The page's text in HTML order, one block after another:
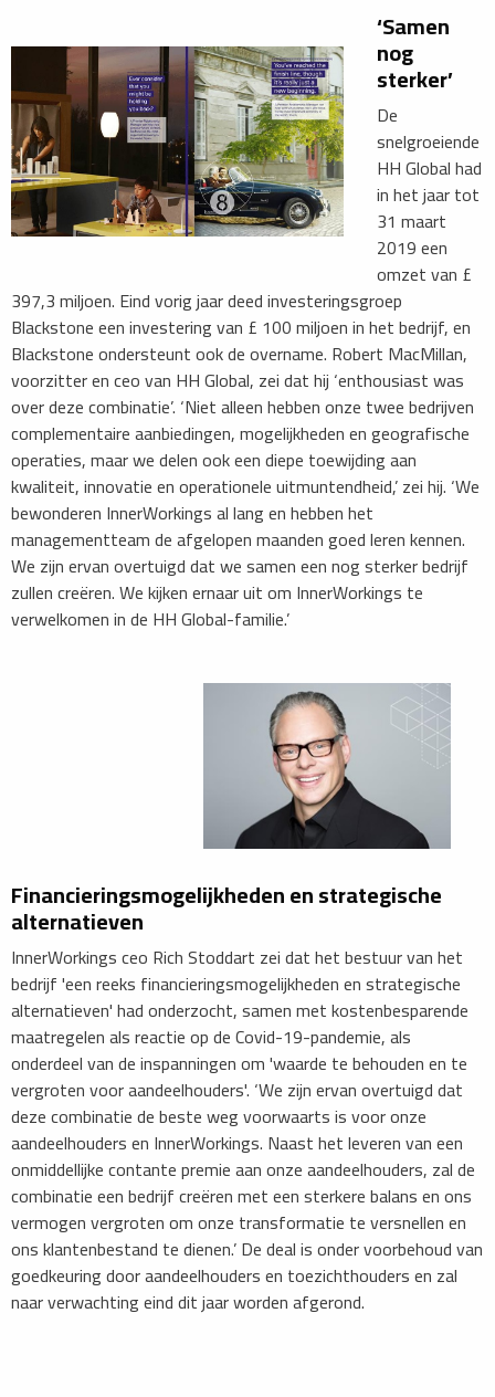
‘Samen
nog
sterker’
De
snelgroeiende
HH Global had
in het jaar tot
31 maart
2019 een
omzet van £
397,3 miljoen. Eind vorig jaar deed investeringsgroep
Blackstone een investering van £ 100 miljoen in het bedrijf, en
Blackstone ondersteunt ook de overname. Robert MacMillan,
voorzitter en ceo van HH Global, zei dat hij ‘enthousiast was
over deze combinatie’. ‘Niet alleen hebben onze twee bedrijven
complementaire aanbiedingen, mogelijkheden en geografische
operaties, maar we delen ook een diepe toewijding aan
kwaliteit, innovatie en operationele uitmuntendheid,’ zei hij. ‘We
bewonderen InnerWorkings al lang en hebben het
managementteam de afgelopen maanden goed leren kennen.
We zijn ervan overtuigd dat we samen een nog sterker bedrijf
zullen creëren. We kijken ernaar uit om InnerWorkings te
verwelkomen in de HH Global-familie.’
Financieringsmogelijkheden en strategische
alternatieven
InnerWorkings ceo Rich Stoddart zei dat het bestuur van het
bedrijf 'een reeks financieringsmogelijkheden en strategische
alternatieven' had onderzocht, samen met kostenbesparende
maatregelen als reactie op de Covid-19-pandemie, als
onderdeel van de inspanningen om 'waarde te behouden en te
vergroten voor aandeelhouders'. ‘We zijn ervan overtuigd dat
deze combinatie de beste weg voorwaarts is voor onze
aandeelhouders en InnerWorkings. Naast het leveren van een
onmiddellijke contante premie aan onze aandeelhouders, zal de
combinatie een bedrijf creëren met een sterkere balans en ons
vermogen vergroten om onze transformatie te versnellen en
ons klantenbestand te dienen.’ De deal is onder voorbehoud van
goedkeuring door aandeelhouders en toezichthouders en zal
naar verwachting eind dit jaar worden afgerond.